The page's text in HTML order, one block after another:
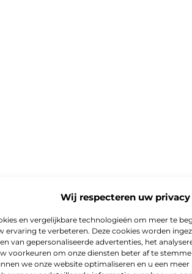
Wij respecteren uw privacy
en vergelijkbare technologieën om meer te
ervaring te verbeteren. Deze cookies worden
van gepersonaliseerde advertenties, het
voorkeuren om onze diensten beter af te
we onze website optimaliseren en u een